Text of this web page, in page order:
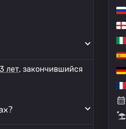
лет, закончившийся